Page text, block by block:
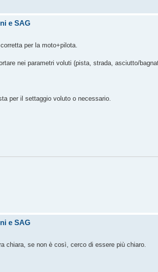
e SAG
per la moto+pilota.
nei parametri voluti (pista, strada, asciutto/
per il settaggio voluto o necessario.
e SAG
chiara, se non è così, cerco di essere più chiaro.